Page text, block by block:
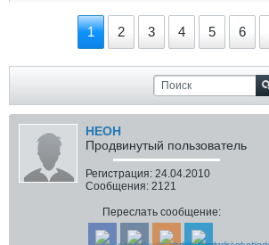
1 2 3 4 5 6
HEOH
Продвинутый пользователь
Регистрация: 24.04.2010
Сообщения: 2121
Переслать сообщение: